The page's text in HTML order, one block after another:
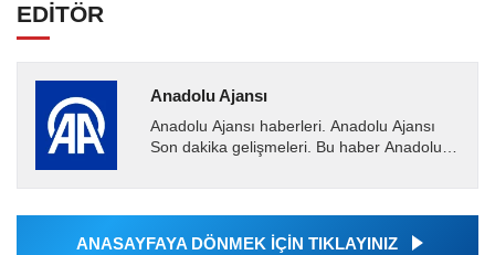
EDİTÖR
Anadolu Ajansı
Anadolu Ajansı haberleri. Anadolu Ajansı
Son dakika gelişmeleri. Bu haber Anadolu
Ajansı tarafından...
ANASAYFAYA DÖNMEK İÇİN TIKLAYINIZ